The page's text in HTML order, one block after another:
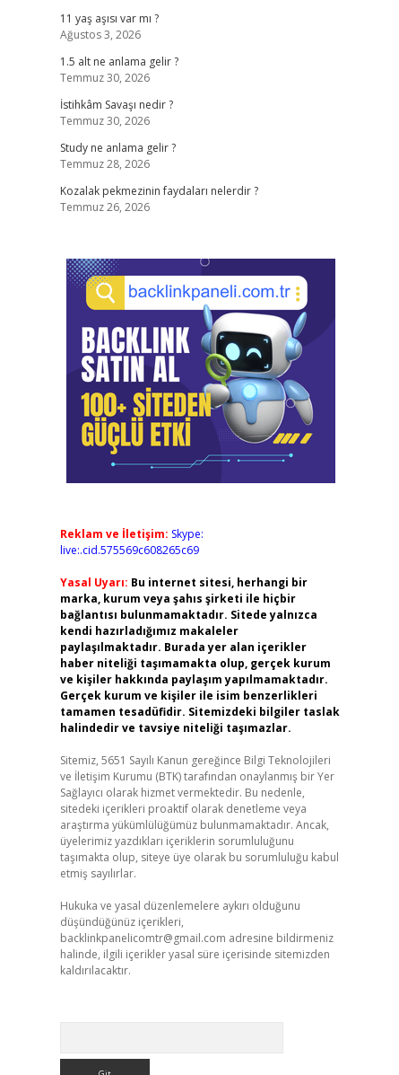
11 yaş aşısı var mı ?
Ağustos 3, 2026
1.5 alt ne anlama gelir ?
Temmuz 30, 2026
İstihkâm Savaşı nedir ?
Temmuz 30, 2026
Study ne anlama gelir ?
Temmuz 28, 2026
Kozalak pekmezinin faydaları nelerdir ?
Temmuz 26, 2026
Reklam ve İletişim: Skype:
live:.cid.575569c608265c69
Yasal Uyarı: Bu internet sitesi, herhangi bir
marka, kurum veya şahıs şirketi ile hiçbir
bağlantısı bulunmamaktadır. Sitede yalnızca
kendi hazırladığımız makaleler
paylaşılmaktadır. Burada yer alan içerikler
haber niteliği taşımamakta olup, gerçek kurum
ve kişiler hakkında paylaşım yapılmamaktadır.
Gerçek kurum ve kişiler ile isim benzerlikleri
tamamen tesadüfidir. Sitemizdeki bilgiler taslak
halindedir ve tavsiye niteliği taşımazlar.
Sitemiz, 5651 Sayılı Kanun gereğince Bilgi Teknolojileri
ve İletişim Kurumu (BTK) tarafından onaylanmış bir Yer
Sağlayıcı olarak hizmet vermektedir. Bu nedenle,
sitedeki içerikleri proaktif olarak denetleme veya
araştırma yükümlülüğümüz bulunmamaktadır. Ancak,
üyelerimiz yazdıkları içeriklerin sorumluluğunu
taşımakta olup, siteye üye olarak bu sorumluluğu kabul
etmiş sayılırlar.
Hukuka ve yasal düzenlemelere aykırı olduğunu
düşündüğünüz içerikleri,
backlinkpanelicomtr@gmail.com adresine bildirmeniz
halinde, ilgili içerikler yasal süre içerisinde sitemizden
kaldırılacaktır.